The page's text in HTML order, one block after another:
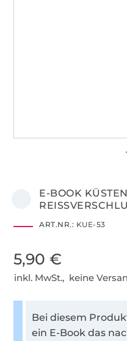
E-BOOK
ART.NR.: KUE-53
5,90 €
inkl. MwSt., keine
Bei diesem
ein E-Book das